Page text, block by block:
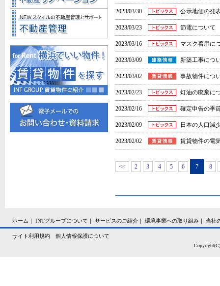
2023/03/30 公示地価の発
2023/03/23 節電について
2023/03/16 マスク着用に
2023/03/09 新築工事につ
2023/03/02 事故物件につ
2023/02/23 灯油の廃棄に
2023/02/16 確定申告の季
2023/02/09 日本の人口減
2023/02/02 賃貸物件の電
<< 2 3 4 5 6 7 8
ホーム ｜ INTグループについて ｜ サービスのご紹介 ｜ 環境事業への取り組み ｜ 当社
サイト利用規約 個人情報保護について